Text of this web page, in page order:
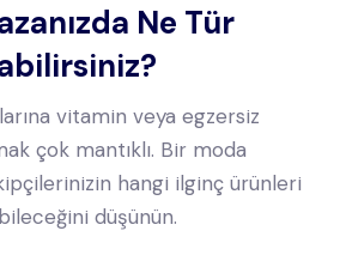
Ne Tür
vitamin veya egzersiz
çok mantıklı. Bir moda
hangi ilginç ürünleri
düşünün.